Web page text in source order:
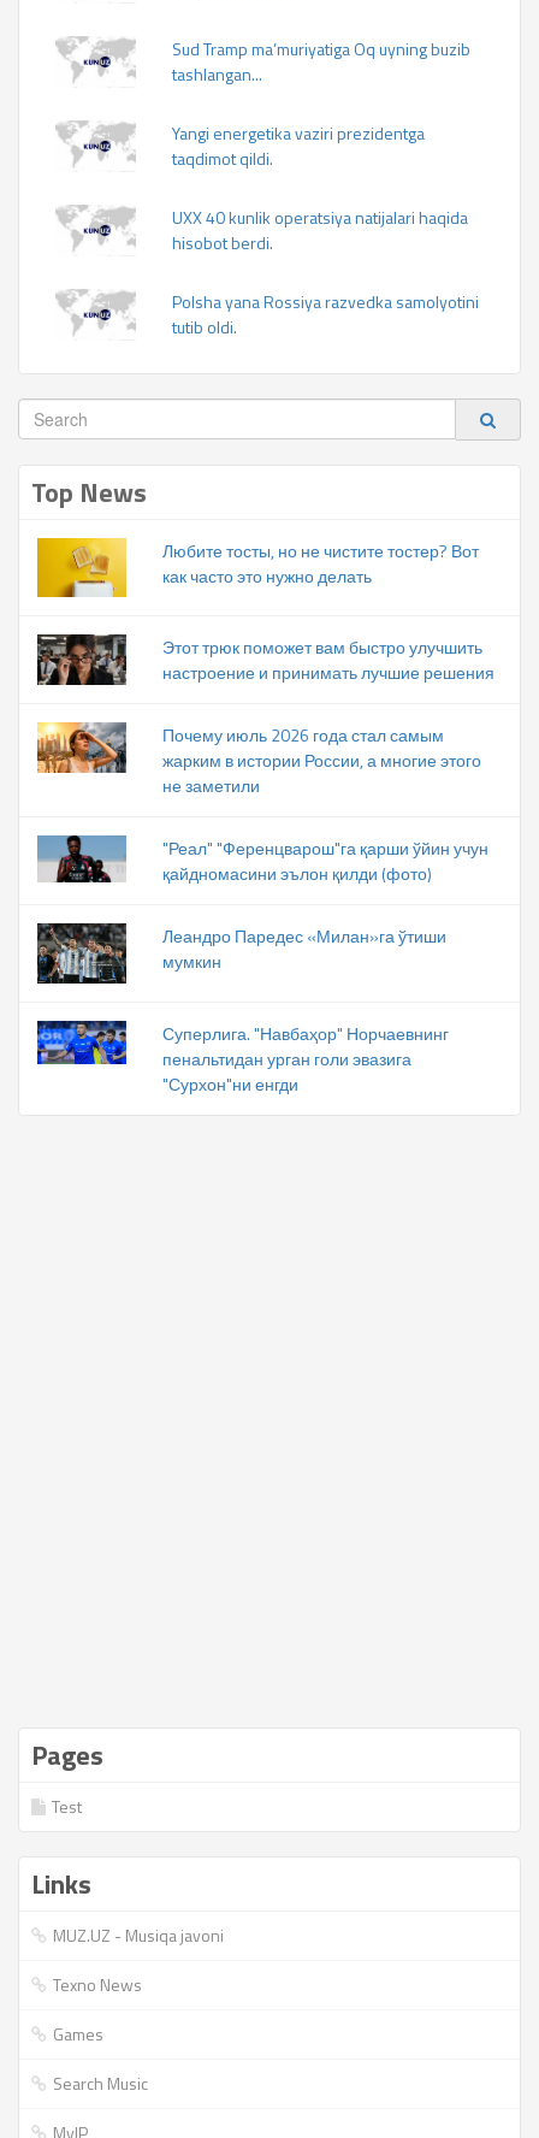
Sud Tramp ma’muriyatiga Oq uyning buzib
tashlangan...
Yangi energetika vaziri prezidentga
taqdimot qildi.
UXX 40 kunlik operatsiya natijalari haqida
hisobot berdi.
Polsha yana Rossiya razvedka samolyotini
tutib oldi.
Top News
Любите тосты, но не чистите тостер? Вот
как часто это нужно делать
Этот трюк поможет вам быстро улучшить
настроение и принимать лучшие решения
Почему июль 2026 года стал самым
жарким в истории России, а многие этого
не заметили
"Реал" "Ференцварош"га қарши ўйин учун
қайдномасини эълон қилди (фото)
Леандро Паредес «Милан»га ўтиши
мумкин
Суперлига. "Навбаҳор" Норчаевнинг
пенальтидан урган голи эвазига
"Сурхон"ни енгди
Pages
Test
Links
MUZ.UZ - Musiqa javoni
Texno News
Games
Search Music
MyIP